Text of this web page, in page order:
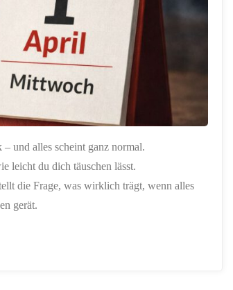
und alles scheint ganz normal.
leicht du dich täuschen lässt.
die Frage, was wirklich trägt, wenn alles
gerät.